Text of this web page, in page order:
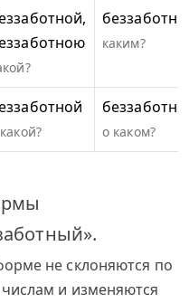
каким?
о каком?
не склоняются по
и изменяются